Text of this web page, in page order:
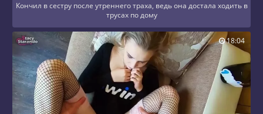
Кончил в сестру после утреннего траха, ведь она достала ходить в
трусах по дому
18:04